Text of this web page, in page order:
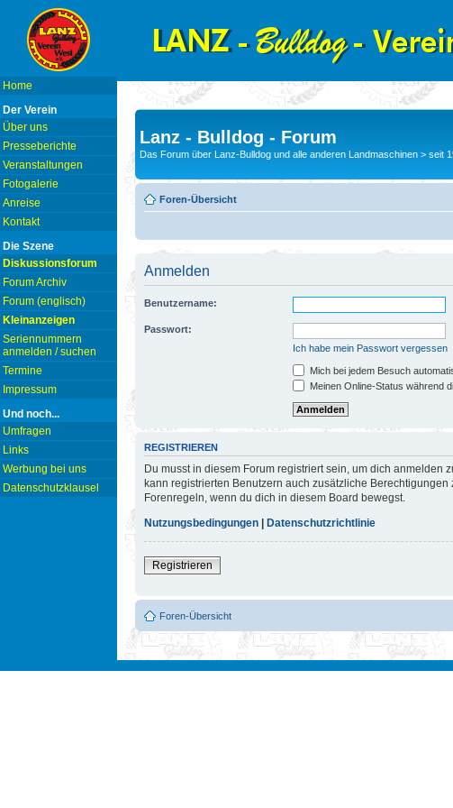
Home
Der Verein
Über uns
Presseberichte
Veranstaltungen
Fotogalerie
Anreise
Kontakt
Die Szene
Diskussionsforum
Forum Archiv
Forum (englisch)
Kleinanzeigen
Seriennummern
anmelden / suchen
Termine
Impressum
Und noch...
Umfragen
Links
Werbung bei uns
Datenschutzklausel
Lanz - Bulldog - Forum
Das Forum über Lanz-Bulldog und alle anderen Landmaschinen > seit
Foren-Übersicht
Anmelden
Benutzername:
Passwort:
Ich habe mein Passwort vergessen
Mich bei jedem Besuch
Meinen Online-Status während
REGISTRIEREN
Du musst in diesem Forum registriert sein, um dich
kann registrierten Benutzern auch zusätzliche
Forenregeln, wenn du dich in diesem Board bewegst.
Nutzungsbedingungen | Datenschutzrichtlinie
Registrieren
Foren-Übersicht